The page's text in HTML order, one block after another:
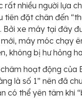
rất nhiều người lựa
tiên đặt chân đến
Bởi xe máy tại đây
máy móc chạy
không bị hư hỏng
hoạt động của
là số 1” nên đã
có thể yên tâm khi